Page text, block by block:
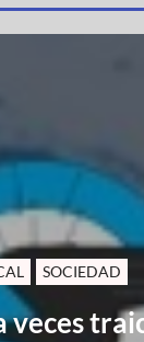
SOCIEDAD
veces